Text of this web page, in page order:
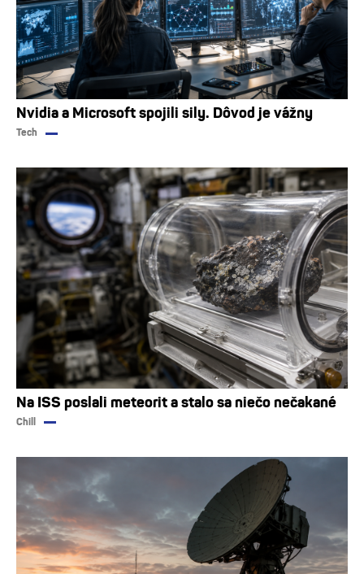
Nvidia a Microsoft spojili sily. Dôvod je vážny
Tech
Na ISS poslali meteorit a stalo sa niečo nečakané
Chill